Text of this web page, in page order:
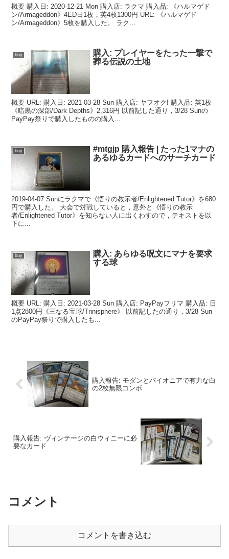
概要 購入日: 2020-12-21 Mon 購入店: ラクマ 購入品: 《ハルマゲド
ン/Armageddon》4ED日1枚，英4枚1300円 URL: 《ハルマゲド
ン/Armageddon》5枚を購入した。 ラク...
buy
購入: プレイヤーをたった一撃で
葬る伝説の土地
概要 URL: 購入日: 2021-03-28 Sun 購入店: ヤフオク! 購入品: 英1枚
《暗黒の深部/Dark Depths》2,316円 以前記した通り，3/28 Sunの
PayPay祭りで購入したものの購入...
buy
#mtgjp 購入報告 | たった1マナの
あるゆるカードへのサーチカード
2019-04-07 Sunにラクマで《悟りの教示者/Enlightened Tutor》を680
円で購入した。 大会で対戦していると，意外と《悟りの教示
者/Enlightened Tutor》を知らない人に出くわすので，テキストを以
下に...
buy
購入: あらゆる呪文にマナを要求
する球
概要 URL: 購入日: 2021-03-28 Sun 購入店: PayPayフリマ 購入品: 日
1点2800円《三なる宝球/Trinisphere》 以前記したの通り，3/28 Sun
のPayPay祭りで購入したも...
購入報告: モダンとパイオニアで有力な白
の2枚無限コンボ
購入報告: ヴィンテージの白ウィニーに必
要なカード
コメント
コメントを書き込む